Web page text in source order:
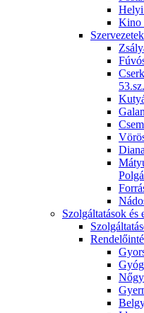
Kino
Szervezetek
Szolgáltatások és